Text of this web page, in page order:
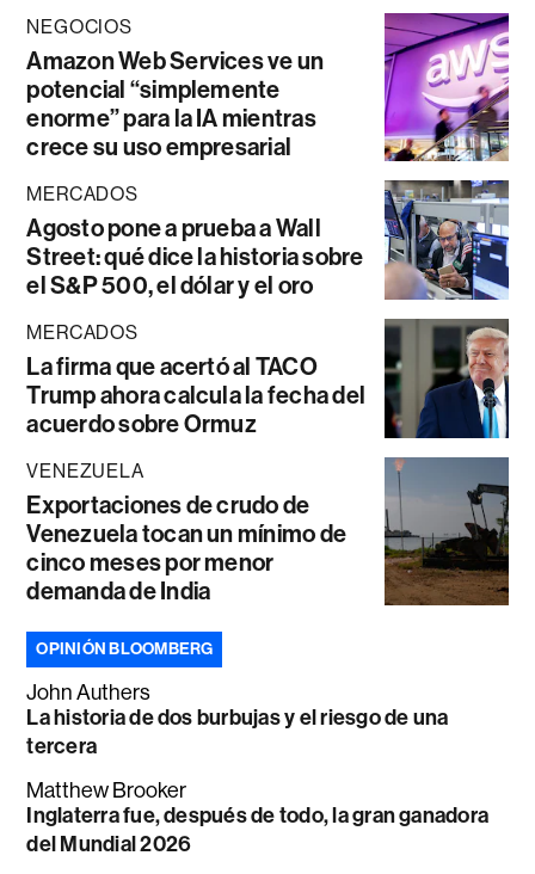
NEGOCIOS
Amazon Web Services ve un
potencial “simplemente
enorme” para la IA mientras
crece su uso empresarial
MERCADOS
Agosto pone a prueba a Wall
Street: qué dice la historia sobre
el S&P 500, el dólar y el oro
MERCADOS
La firma que acertó al TACO
Trump ahora calcula la fecha del
acuerdo sobre Ormuz
VENEZUELA
Exportaciones de crudo de
Venezuela tocan un mínimo de
cinco meses por menor
demanda de India
OPINIÓN BLOOMBERG
John Authers
La historia de dos burbujas y el riesgo de una
tercera
Matthew Brooker
Inglaterra fue, después de todo, la gran ganadora
del Mundial 2026